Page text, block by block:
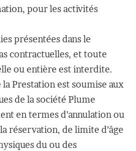
pour les activités
présentées dans le
contractuelles, et toute
ou entière est interdite.
la Prestation est soumise aux
de la société Plume
en termes d’annulation ou
réservation, de limite d’âge
du ou des